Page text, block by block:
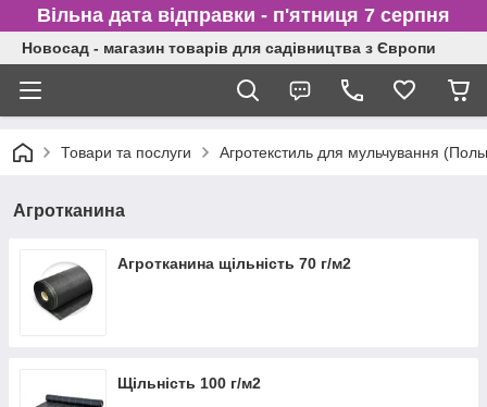
Вільна дата відправки - п'ятниця 7 серпня
Новосад - магазин товарів для садівництва з Європи
Товари та послуги Агротекстиль для мульчування
Агротканина
Агротканина щільність 70 г/м2
Щільність 100 г/м2